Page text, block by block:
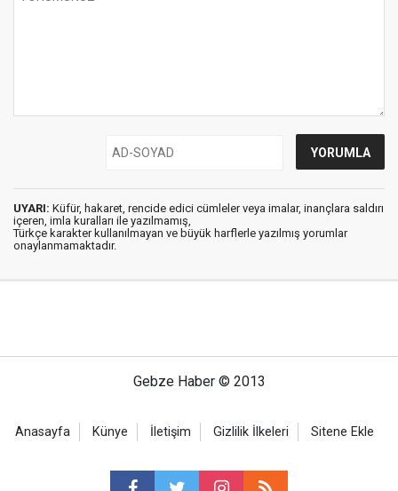
UYARI: Küfür, hakaret, rencide edici cümleler veya imalar, inançlara saldırı
içeren, imla kuralları ile yazılmamış,
Türkçe karakter kullanılmayan ve büyük harflerle yazılmış yorumlar
onaylanmamaktadır.
Gebze Haber © 2013
Anasayfa Künye İletişim Gizlilik İlkeleri Sitene Ekle